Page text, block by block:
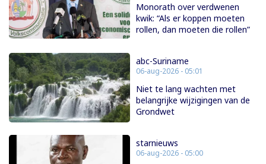
Monorath over verdwenen
kwik: “Als er koppen moeten
rollen, dan moeten die rollen”
abc-Suriname
06-aug-2026 - 05:01
Niet te lang wachten met
belangrijke wijzigingen van de
Grondwet
starnieuws
06-aug-2026 - 05:00